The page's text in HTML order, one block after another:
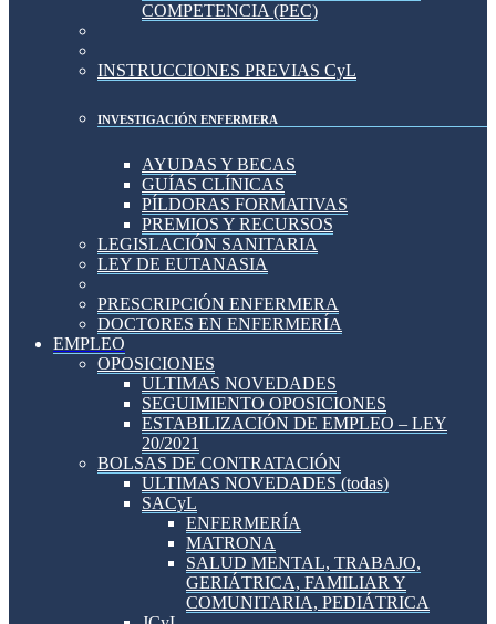
COMPETENCIA (PEC)
INSTRUCCIONES PREVIAS CyL
INVESTIGACIÓN ENFERMERA
AYUDAS Y BECAS
GUÍAS CLÍNICAS
PÍLDORAS FORMATIVAS
PREMIOS Y RECURSOS
LEGISLACIÓN SANITARIA
LEY DE EUTANASIA
PRESCRIPCIÓN ENFERMERA
DOCTORES EN ENFERMERÍA
EMPLEO
OPOSICIONES
ULTIMAS NOVEDADES
SEGUIMIENTO OPOSICIONES
ESTABILIZACIÓN DE EMPLEO – LEY
20/2021
BOLSAS DE CONTRATACIÓN
ULTIMAS NOVEDADES (todas)
SACyL
ENFERMERÍA
MATRONA
SALUD MENTAL, TRABAJO,
GERIÁTRICA, FAMILIAR Y
COMUNITARIA, PEDIÁTRICA